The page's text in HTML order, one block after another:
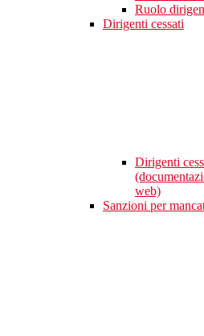
Ruolo
Dirigenti cessati
Dirigenti
web)
Sanzioni per